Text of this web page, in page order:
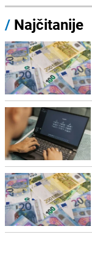
/ Najčitanije